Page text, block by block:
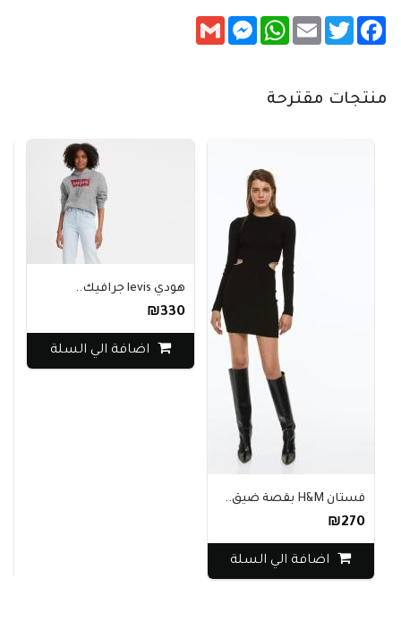
Facebook
Twitter
Email
WhatsApp
Messenger
Gmail
منتجات مقترحة
فستان H&M بقصة ضيق..
₪270
اضافة الي السلة
هودي levis جرافيك..
₪330
اضافة الي السلة